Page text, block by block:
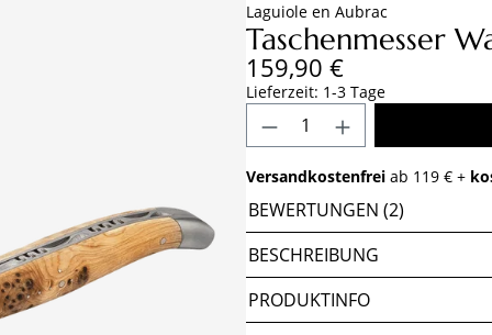
Laguiole en Aubrac
Taschenmesser
Regulärer Preis:
159,90 €
Lieferzeit: 1-3 Tage
Produkt Anzahl:
Versandkostenfrei ab 119 € +
BEWERTUNGEN (2)
BESCHREIBUNG
PRODUKTINFO